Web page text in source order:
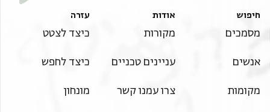
ושלומו יגדל ואל ידל
חיפוש
מסמכים
אנשים
מקומות
אודות
מקורות
עניינים טכניים
צרו עמנו קשר
עזרה
כיצד לצטט
כיצד לחפש
מונחון